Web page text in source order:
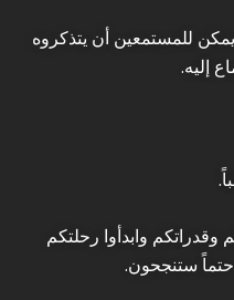
للمستمعين أن يتذكروه
إليه.
وقدراتكم وابدأوا رحلتكم
حتماً ستنجحون.